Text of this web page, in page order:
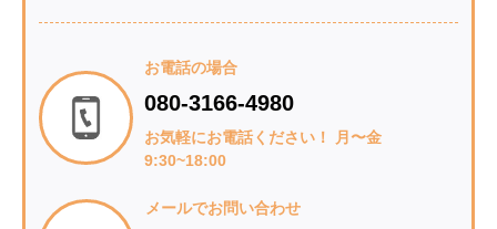
お電話の場合
080-3166-4980
お気軽にお電話ください！ 月〜金
9:30~18:00
メールでお問い合わせ